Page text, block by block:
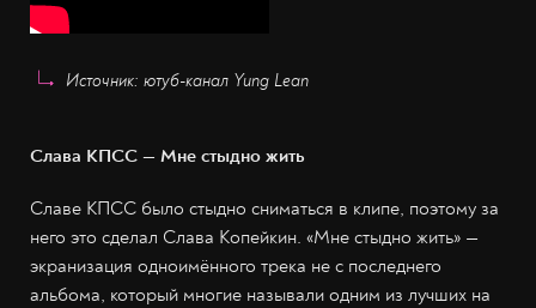
Источник: ютуб-канал Yung Lean
Слава КПСС — Мне стыдно жить
Славе КПСС было стыдно сниматься в клипе, поэтому за
него это сделал Слава Копейкин. «Мне стыдно жить» —
экранизация одноимённого трека не с последнего
альбома, который многие называли одним из лучших на